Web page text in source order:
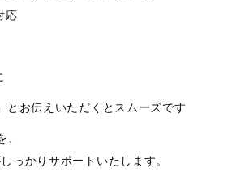
応
とお伝えいただくとスムーズです
、
っかりサポートいたします。